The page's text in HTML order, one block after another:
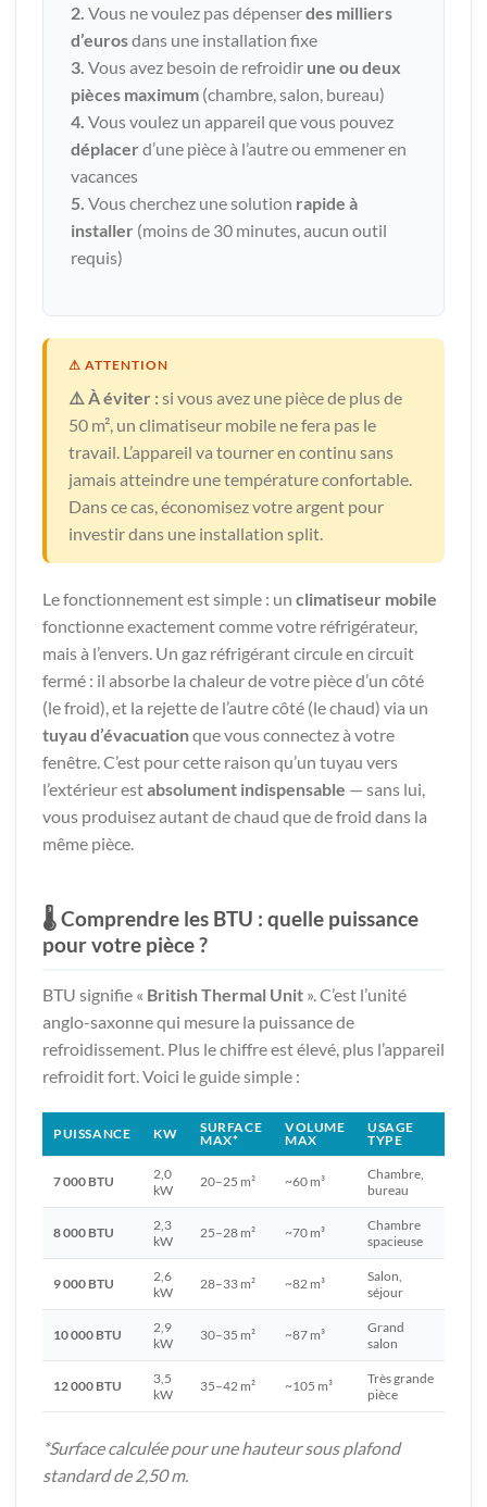
2. Vous ne voulez pas dépenserdes milliers
d’eurosdans une installation fixe
3. Vous avez besoin de refroidir une ou deux
pièces maximum (chambre, salon, bureau)
4. Vous voulez un appareil que vous pouvez
déplacer d’une pièce à l’autre ou emmener en
vacances
5. Vous cherchez une solution rapide à
installer (moins de 30 minutes, aucun outil
requis)
⚠️ À éviter :si vous avez une pièce de plus de
50 m², un climatiseur mobile ne fera pas le
travail. L’appareil va tourner en continu sans
jamais atteindre une température confortable.
Dans ce cas, économisez votre argent pour
investir dans une installation split.
Le fonctionnement est simple : un climatiseur mobile
fonctionne exactement comme votre réfrigérateur,
mais à l’envers. Un gaz réfrigérant circule en circuit
fermé : il absorbe la chaleur de votre pièce d’un côté
(le froid), et la rejette de l’autre côté (le chaud) via un
tuyau d’évacuationque vous connectez à votre
fenêtre. C’est pour cette raison qu’un tuyau vers
l’extérieur estabsolument indispensable — sans lui,
vous produisez autant de chaud que de froid dans la
même pièce.
🌡️ Comprendre les BTU : quelle puissance
pour votre pièce ?
BTU signifie « British Thermal Unit ». C’est l’unité
anglo-saxonne qui mesure la puissance de
refroidissement. Plus le chiffre est élevé, plus l’appareil
refroidit fort. Voici le guide simple :
PUISSANCE KW
SURFACE
MAX*
VOLUME
MAX
USAGE
TYPE
7 000 BTU
2,0
kW
20–25 m² ~60 m³
Chambre,
bureau
8 000 BTU
2,3
kW
25–28 m² ~70 m³
Chambre
spacieuse
9 000 BTU
2,6
kW
28–33 m² ~82 m³
Salon,
séjour
10 000 BTU
2,9
kW
30–35 m² ~87 m³
Grand
salon
12 000 BTU
3,5
kW
35–42 m² ~105 m³
Très grande
pièce
*Surface calculée pour une hauteur sous plafond
standard de 2,50 m.